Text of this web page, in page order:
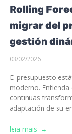
Rolling
migrar del
gestión
03/02/2026
El presupuesto
moderno.
continuas
adaptación de su
leia mais